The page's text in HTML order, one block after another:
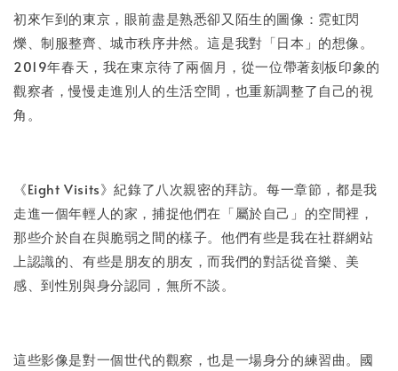
初來乍到的東京，眼前盡是熟悉卻又陌生的圖像：霓虹閃
爍、制服整齊、城市秩序井然。這是我對「日本」的想像。
2019年春天，我在東京待了兩個月，從一位帶著刻板印象的
觀察者，慢慢走進別人的生活空間，也重新調整了自己的視
角。
《Eight Visits》紀錄了八次親密的拜訪。每一章節，都是我
走進一個年輕人的家，捕捉他們在「屬於自己」的空間裡，
那些介於自在與脆弱之間的樣子。他們有些是我在社群網站
上認識的、有些是朋友的朋友，而我們的對話從音樂、美
感、到性別與身分認同，無所不談。
這些影像是對一個世代的觀察，也是一場身分的練習曲。國